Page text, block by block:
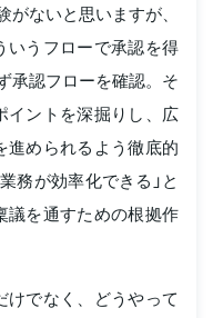
がないと思いますが、
いうフローで承認を得
承認フローを確認。そ
イントを深掘りし、広
められるよう徹底的
務が効率化できる」と
議を通すための根拠作
でなく、どうやって